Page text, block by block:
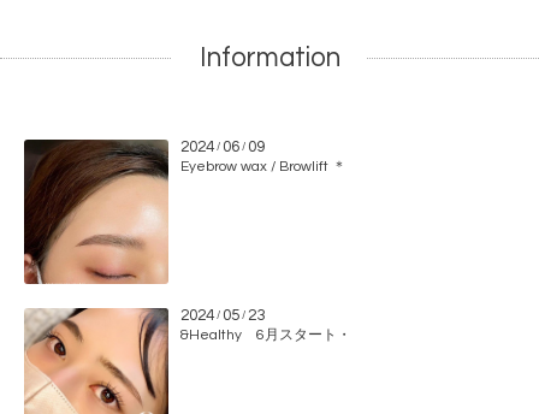
Information
2024 / 06 / 09
Eyebrow wax / Browlift ＊
2024 / 05 / 23
&Healthy 6月スタート・